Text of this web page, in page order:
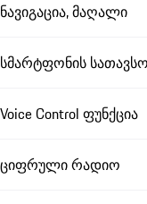
ნავიგაცია, მაღალი
სმარტფონის
Voice Control ფუნქცია
ციფრული რადიო